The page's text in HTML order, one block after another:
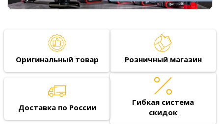
Оригинальный товар Розничный магазин
Доставка по России
Гибкая система
скидок